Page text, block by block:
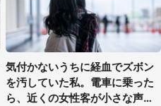
気付かないうちに経血でズボン
を汚していた私。電車に乗った
ら、近くの女性客が小さな声で